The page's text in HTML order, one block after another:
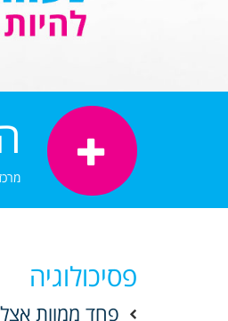
פסיכולוגיה
פחד ממוות אצל